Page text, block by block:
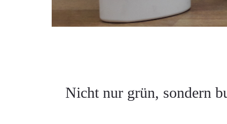
Nicht nur grün, sondern